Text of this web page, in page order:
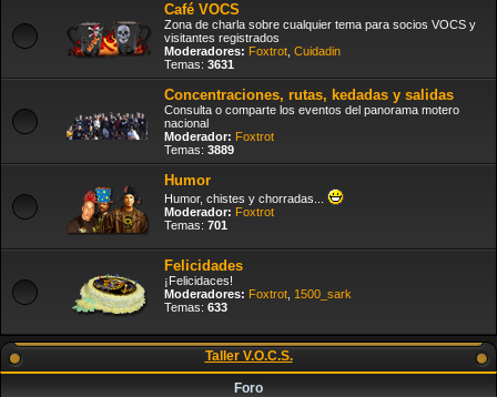
Café VOCS
Zona de charla sobre cualquier tema para socios VOCS y
visitantes registrados
Moderadores: Foxtrot Cuidadin
Temas: 3631
Concentraciones, rutas, kedadas y salidas
Consulta o comparte los eventos del panorama motero
nacional
Moderador: Foxtrot
Temas: 3889
Humor
Humor, chistes y chorradas...
Moderador: Foxtrot
Temas: 701
Felicidades
¡Felicidaces!
Moderadores: Foxtrot 1500_sark
Temas: 633
Taller V.O.C.S.
Foro